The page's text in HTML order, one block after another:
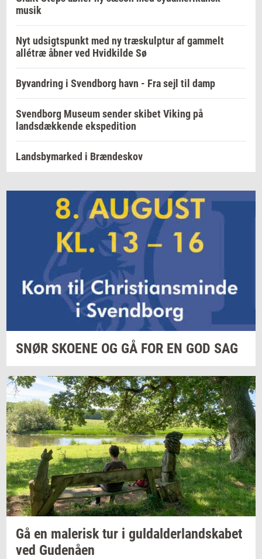
musik
Nyt udsigtspunkt med ny træskulptur af gammelt
allétræ åbner ved Hvidkilde Sø
Byvandring i Svendborg havn - Fra sejl til damp
Svendborg Museum sender skibet Viking på
landsdækkende ekspedition
Landsbymarked i Brændeskov
SNØR SKO­E­NE OG GÅ FOR EN GOD SAG
Gå en ma­le­risktur i gul­dal­der­land­ska­bet
ved Gu­denå­en